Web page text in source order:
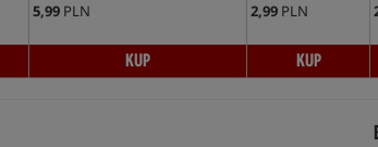
5,99PLN
KUP
2,99PLN
KUP